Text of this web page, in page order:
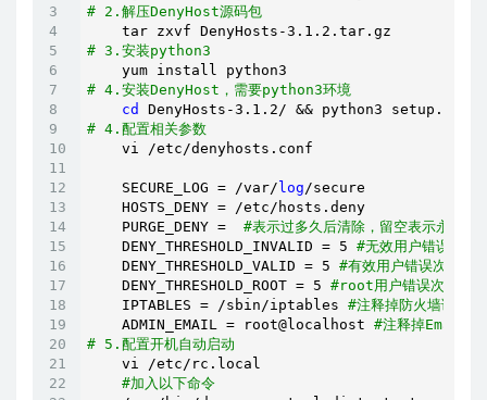
# 2.解压DenyHost源码包
# 3.安装python3
# 4.安装DenyHost，需要python3环境
cd
# 4.配置相关参数
    vi /etc/denyhosts.conf
    SECURE_LOG = /var/
log /secure
    HOSTS_DENY = /etc/hosts.deny
    PURGE_DENY =
#表示过多久后清除，留空表示永久
    DENY_THRESHOLD_INVALID = 5
#无效用户错误次数
    DENY_THRESHOLD_VALID = 5
#有效用户错误次数
    DENY_THRESHOLD_ROOT = 5
#root用户错误次数
    IPTABLES = /sbin/iptables
#注释掉防火墙调用
    ADMIN_EMAIL = root@localhost
#注释掉Email发
# 5.配置开机自动启动
    vi /etc/rc.local
#加入以下命令